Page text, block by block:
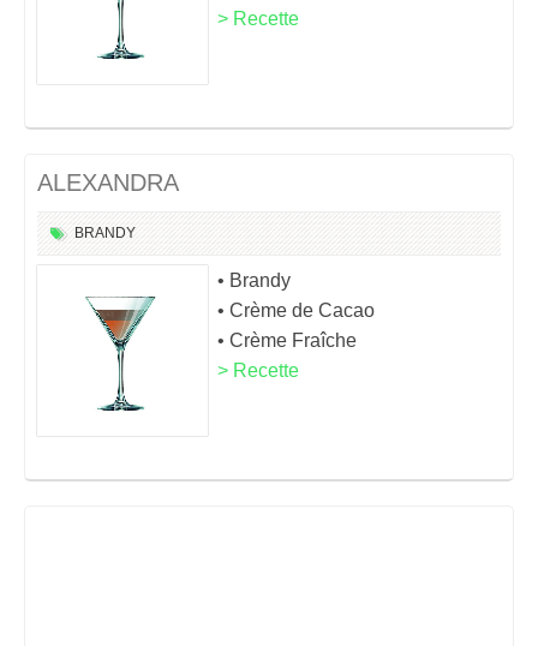
> Recette
ALEXANDRA
BRANDY
• Brandy
• Crème de Cacao
• Crème Fraîche
> Recette